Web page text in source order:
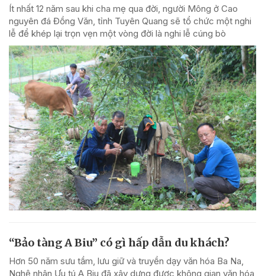
Ít nhất 12 năm sau khi cha mẹ qua đời, người Mông ở Cao
nguyên đá Đồng Văn, tỉnh Tuyên Quang sẽ tổ chức một nghi
lễ để khép lại trọn vẹn một vòng đời là nghi lễ cúng bò
“Bảo tàng A Biu” có gì hấp dẫn du khách?
Hơn 50 năm sưu tầm, lưu giữ và truyền dạy văn hóa Ba Na,
Nghệ nhân Ưu tú A Biu đã xây dựng được không gian văn hóa